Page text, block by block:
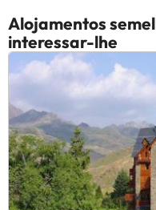
Alojamentos
interessar-lhe